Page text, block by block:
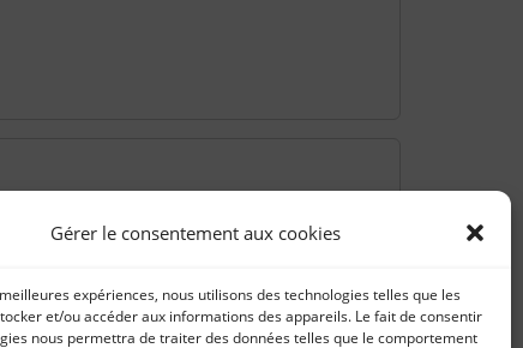
Gérer le consentement aux cookies
expériences, nous utilisons des technologies telles que les
et/ou accéder aux informations des appareils. Le fait de consentir
nous permettra de traiter des données telles que le comportement